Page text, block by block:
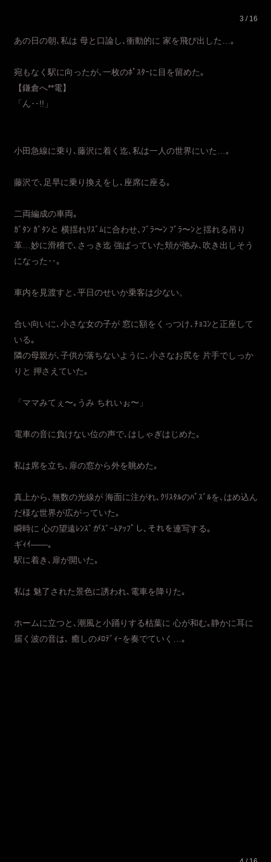
3 / 16
あの日の朝､私は 母と口論し､衝動的に 家を飛び出した…｡
宛もなく駅に向ったが､一枚のﾎﾟｽﾀｰに目を留めた｡
【鎌倉へ**電】
「ん‥!!」
小田急線に乗り､藤沢に着く迄､私は一人の世界にいた…｡
藤沢で､足早に乗り換えをし､座席に座る｡
二両編成の車両｡
ｶﾞﾀﾝ ｶﾞﾀﾝと 横揺れﾘｽﾞﾑに合わせ､ﾌﾞﾗ〜ﾝ ﾌﾞﾗ〜ﾝと揺れる吊り
革…妙に滑稽で､さっき迄 強ばっていた頬が弛み､吹き出しそう
になった‥｡
車内を見渡すと､平日のせいか乗客は少ない。
合い向いに､小さな女の子が 窓に額をくっつけ､ﾁｮｺﾝと正座して
いる｡
隣の母親が､子供が落ちないように､小さなお尻を 片手でしっか
りと 押さえていた｡
「ママみてぇ〜｡うみ ちれいぉ〜」
電車の音に負けない位の声で､はしゃぎはじめた｡
私は席を立ち､扉の窓から外を眺めた｡
真上から､無数の光線が 海面に注がれ､ｸﾘｽﾀﾙのﾊﾟｽﾞﾙを､はめ込ん
だ様な世界が広がっていた｡
瞬時に 心の望遠ﾚﾝｽﾞがｽﾞｰﾑｱｯﾌﾟし､それを連写する｡
ギｨｲ――｡
駅に着き､扉が開いた｡
私は 魅了された景色に誘われ､電車を降りた｡
ホームに立つと､潮風と小踊りする枯葉に 心が和む｡静かに耳に
届く波の音は､ 癒しのﾒﾛﾃﾞｨｰを奏でていく…｡